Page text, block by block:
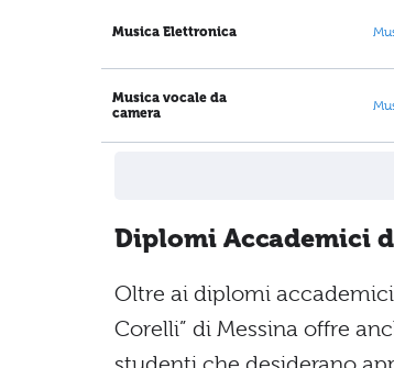
Musica Elettronica
Musica vocale da
camera
Diplomi Accademici
Oltre ai diplomi
Corelli” di Messina offre